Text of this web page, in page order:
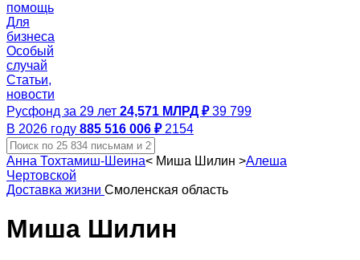
помощь
Для
бизнеса
Особый
случай
Статьи,
новости
Русфонд за 29 лет 24,571 МЛРД ₽ 39 799
В 2026 году 885 516 006 ₽ 2154
Анна Тохтамиш-Шеина< Миша Шилин >Алеша
Чертовской
Доставка жизни Смоленская область
Миша Шилин